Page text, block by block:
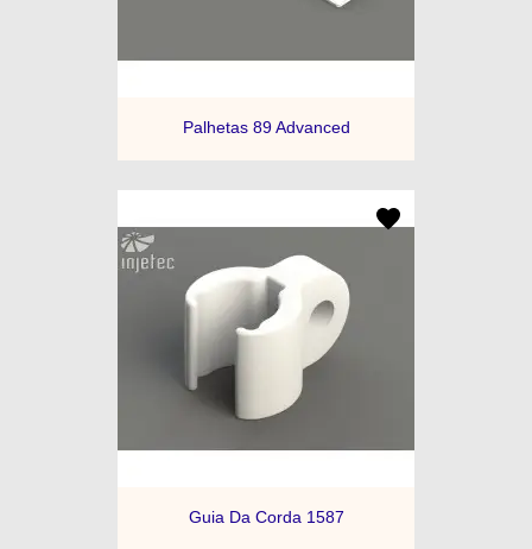
Palhetas 89 Advanced
Guia Da Corda 1587